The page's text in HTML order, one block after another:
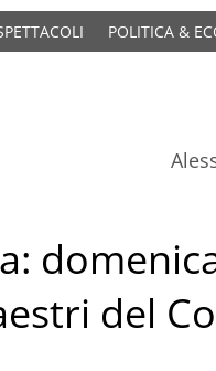
POLITICA &
del